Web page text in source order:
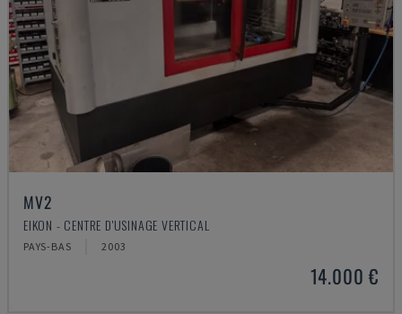
MV2
EIKON - CENTRE D'USINAGE VERTICAL
PAYS-BAS 2003
14.000 €